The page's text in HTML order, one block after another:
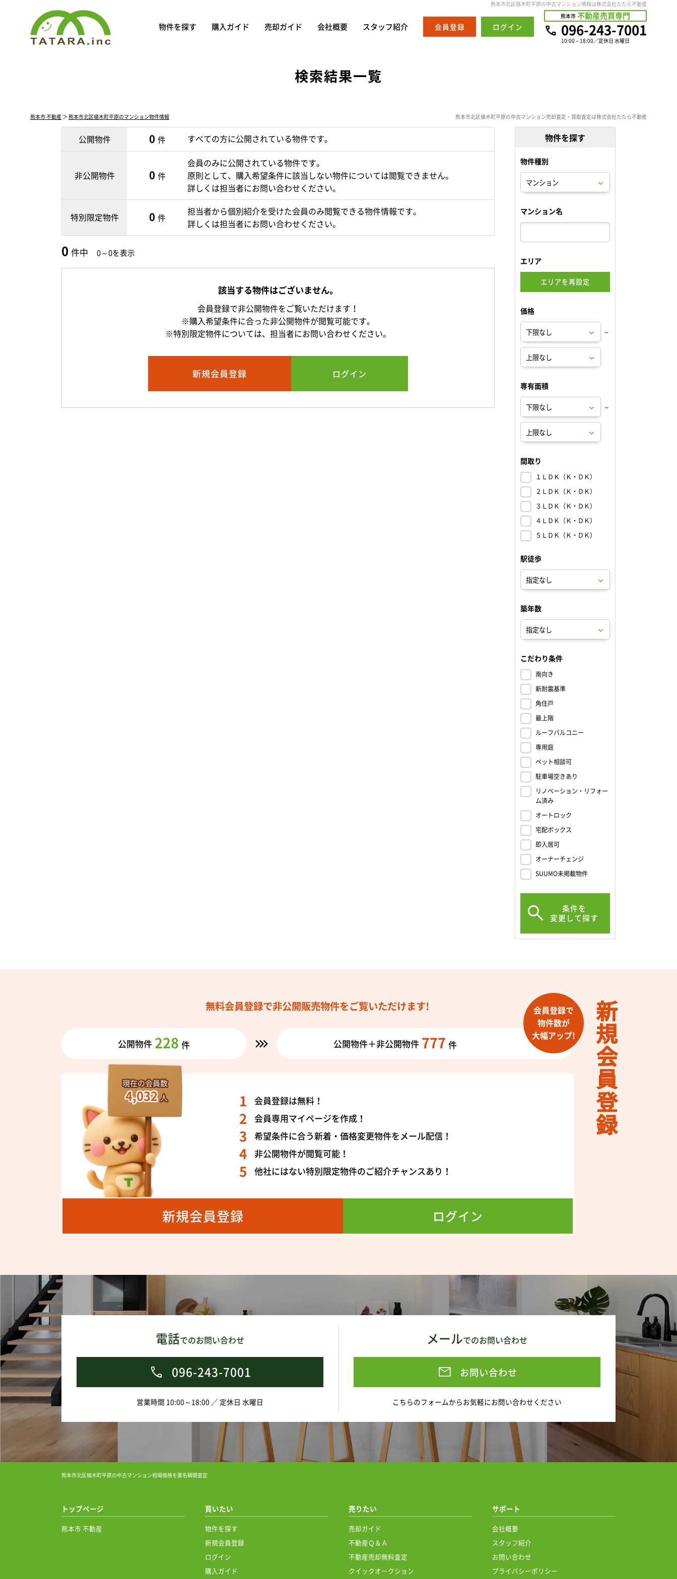
熊本市北区植木町平原の中古マンション情報は株式会社たたら不動産
物件を探す 購入ガイド 売却ガイド 会社概要 スタッフ紹介 会員登録 ログイン
熊本市 不動産売買専門
10:00～18:00／定休日 水曜日
096-243-7001
検索結果一覧
熊本市 不動産 ＞ 熊本市北区植木町平原のマンション物件情報 熊本市北区植木町平原の中古マンション売却査定・買取査定は株式会社たたら不動産
公開物件 0 件 すべての方に公開されている物件です。
非公開物件 0 件
会員のみに公開されている物件です。
原則として、購入希望条件に該当しない物件については閲覧できません。
詳しくは担当者にお問い合わせください。
特別限定物件 0 件
担当者から個別紹介を受けた会員のみ閲覧できる物件情報です。
詳しくは担当者にお問い合わせください。
0 件中 0～0を表示
該当する物件はございません。
会員登録で非公開物件をご覧いただけます！
※購入希望条件に合った非公開物件が閲覧可能です。
※特別限定物件については、担当者にお問い合わせください。
新規会員登録 ログイン
物件を探す
物件種別
マンション名
エリア
エリアを再設定
価格
～
専有面積
～
間取り
１ＬＤＫ（Ｋ・ＤＫ）
２ＬＤＫ（Ｋ・ＤＫ）
３ＬＤＫ（Ｋ・ＤＫ）
４ＬＤＫ（Ｋ・ＤＫ）
５ＬＤＫ（Ｋ・ＤＫ）
駅徒歩
築年数
こだわり条件
南向き
新耐震基準
角住戸
最上階
ルーフバルコニー
専用庭
ペット相談可
駐車場空きあり
リノベーション・リフォー
ム済み
オートロック
宅配ボックス
即入居可
オーナーチェンジ
SUUMO未掲載物件
条件を
変更して探す
新規会員登録
無料会員登録で非公開販売物件をご覧いただけます!
公開物件 228 件 公開物件＋非公開物件 777 件
会員登録で
物件数が
大幅アップ!
現在の会員数
4,032 人
会員登録は無料！
会員専用マイページを作成！
希望条件に合う新着・価格変更物件をメール配信！
非公開物件が閲覧可能！
他社にはない特別限定物件のご紹介チャンスあり！
新規会員登録 ログイン
電話でのお問い合わせ
096-243-7001
営業時間 10:00～18:00 ／ 定休日 水曜日
メールでのお問い合わせ
お問い合わせ
こちらのフォームからお気軽にお問い合わせください
熊本市北区植木町平原の中古マンション相場価格を匿名瞬間査定
トップページ
熊本市 不動産
買いたい
物件を探す
新規会員登録
ログイン
購入ガイド
売りたい
売却ガイド
不動産Ｑ＆Ａ
不動産売却無料査定
クイックオークション
サポート
会社概要
スタッフ紹介
お問い合わせ
プライバシーポリシー